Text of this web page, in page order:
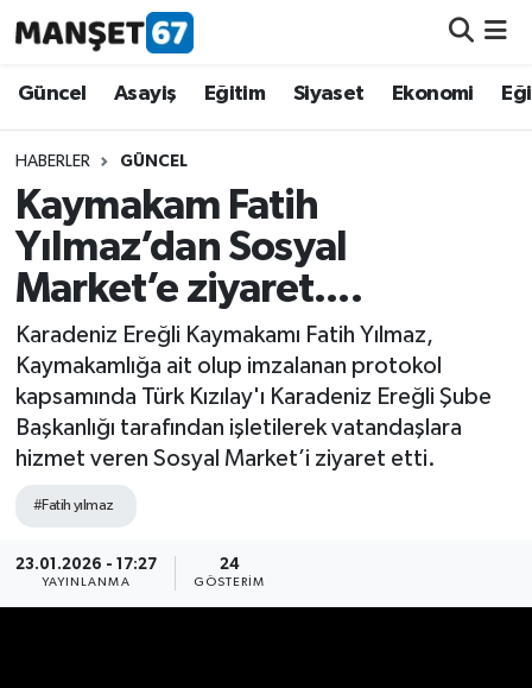
Güncel Asayiş Eğitim Siyaset Ekonomi
HABERLER GÜNCEL
Kaymakam Fatih
Yılmaz’dan Sosyal
Market’e ziyaret....
Karadeniz Ereğli Kaymakamı Fatih Yılmaz,
Kaymakamlığa ait olup imzalanan protokol
kapsamında Türk Kızılay'ı Karadeniz Ereğli Şube
Başkanlığı tarafından işletilerek vatandaşlara
hizmet veren Sosyal Market’i ziyaret etti.
#Fatih yılmaz
23.01.2026 - 17:27
YAYINLANMA
24
GÖSTERIM
Güncel
Asayiş
Siyaset
Spor
Eğitim
Ekonomi
Kültür-Sanat
Magazin
Medya